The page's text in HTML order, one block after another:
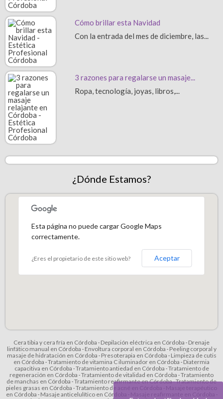
Cómo brillar esta Navidad
Con la entrada del mes de diciembre, las...
3 razones para regalarse un masaje...
Ropa, tecnología, joyas, libros,...
¿Dónde Estamos?
Esta página no puede cargar Google Maps
correctamente.
¿Eres el propietario de este sitio web? Aceptar
Cera tibia y cera fría en Córdoba - Depilación eléctrica en Córdoba - Drenaje
linfático manual en Córdoba - Envoltura corporal en Córdoba - Peeling corporal y
masaje de hidratación en Córdoba - Presoterapia en Córdoba - Limpieza de cutis
en Córdoba -Tratamiento de vitamina C iluminador en Córdoba - Diatermia
capacitiva en Córdoba -Tratamiento antiedad en Córdoba -Tratamiento de
regeneración en Córdoba -Tratamiento de vitalidad en Córdoba -Tratamiento
de manchas en Córdoba -Tratamiento reafirmante en Córdoba-Tratamiento de
pieles grasas en Córdoba -Tratamiento de acné en Córdoba - Masaje terapéutico
en Córdoba - Masaje anticelulítico en Córdoba - Masaje reafirmante en Córdoba -